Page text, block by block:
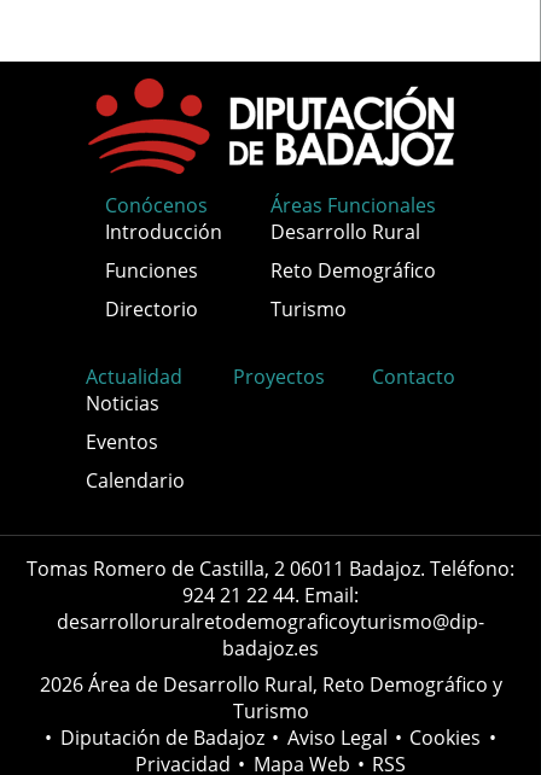
Conócenos
Introducción
Funciones
Directorio
Áreas Funcionales
Desarrollo Rural
Reto Demográfico
Turismo
Actualidad
Noticias
Eventos
Calendario
Proyectos Contacto
Tomas Romero de Castilla, 2 06011 Badajoz. Teléfono:
924 21 22 44. Email:
desarrolloruralretodemograficoyturismo@dip-
badajoz.es
2026 Área de Desarrollo Rural, Reto Demográfico y
Turismo
• Diputación de Badajoz • Aviso Legal • Cookies •
Privacidad • Mapa Web • RSS